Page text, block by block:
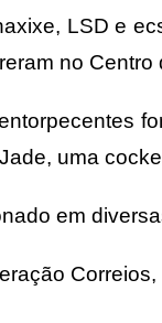
LSD e
no
uma
em